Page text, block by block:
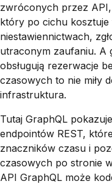
zwróconych przez
który po cichu
niestawiennictwach,
utraconym zaufaniu. A
obsługują rezerwacje
czasowych to nie miły
infrastruktura.
Tutaj GraphQL
endpointów REST,
znaczników czasu i
czasowych po stronie
API GraphQL może